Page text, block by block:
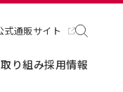
式通販サイト
り組み採用情報